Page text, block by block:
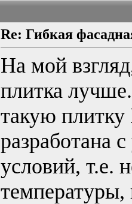
Re: Гибкая
На мой
плитка
такую плитку
разработана
условий, т.е.
температуры,